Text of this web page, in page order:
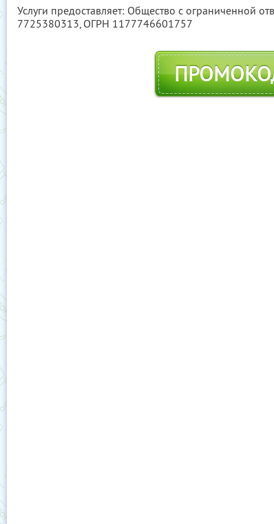
Услуги предоставляет: Общество с ограниченной
7725380313, ОГРН 1177746601757